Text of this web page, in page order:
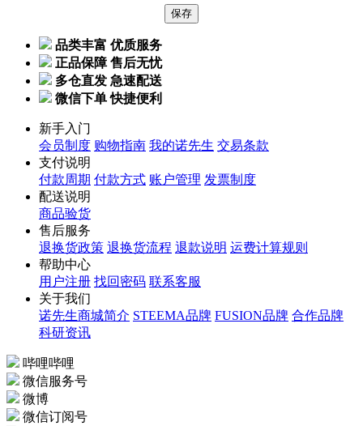
品类丰富 优质服务
正品保障 售后无忧
多仓直发 急速配送
微信下单 快捷便利
新手入门
会员制度 购物指南 我的诺先生 交易条款
支付说明
付款周期 付款方式 账户管理 发票制度
配送说明
商品验货
售后服务
退换货政策 退换货流程 退款说明 运费计算规则
帮助中心
用户注册 找回密码 联系客服
关于我们
诺先生商城简介 STEEMA品牌 FUSION品牌 合作品牌
科研资讯
哔哩哔哩
微信服务号
微博
微信订阅号